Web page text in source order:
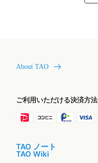
About TAO
ご利用いただける決済方法
TAO ノート
TAO Wiki